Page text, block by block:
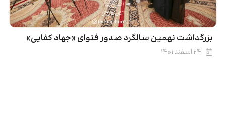
بزرگداشت نهمین سالگرد صدور فتوای «جهاد کفایی»
۲۴ اسفند ۱۴۰۱